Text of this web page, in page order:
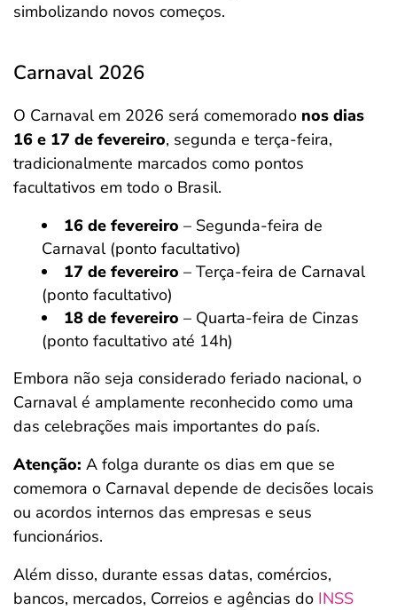
simbolizando novos começos.
Carnaval 2026
O Carnaval em 2026 será comemorado nos dias
16 e 17 de fevereiro, segunda e terça-feira,
tradicionalmente marcados como pontos
facultativos em todo o Brasil.
16 de fevereiro – Segunda-feira de
Carnaval (ponto facultativo)
17 de fevereiro – Terça-feira de Carnaval
(ponto facultativo)
18 de fevereiro – Quarta-feira de Cinzas
(ponto facultativo até 14h)
Embora não seja considerado feriado nacional, o
Carnaval é amplamente reconhecido como uma
das celebrações mais importantes do país.
Atenção: A folga durante os dias em que se
comemora o Carnaval depende de decisões locais
ou acordos internos das empresas e seus
funcionários.
Além disso, durante essas datas, comércios,
bancos, mercados, Correios e agências do INSS